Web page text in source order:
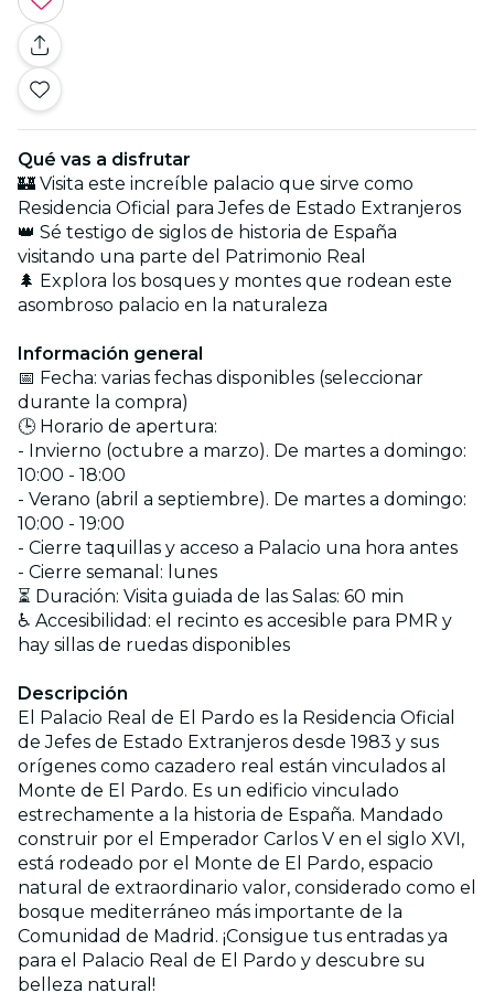
Qué vas a disfrutar
🏰 Visita este increíble palacio que sirve como
Residencia Oficial para Jefes de Estado Extranjeros
👑 Sé testigo de siglos de historia de España
visitando una parte del Patrimonio Real
🌲 Explora los bosques y montes que rodean este
asombroso palacio en la naturaleza
Información general
📅 Fecha: varias fechas disponibles (seleccionar
durante la compra)
🕒 Horario de apertura:
- Invierno (octubre a marzo). De martes a domingo:
10:00 - 18:00
- Verano (abril a septiembre). De martes a domingo:
10:00 - 19:00
- Cierre taquillas y acceso a Palacio una hora antes
- Cierre semanal: lunes
⏳ Duración: Visita guiada de las Salas: 60 min
♿ Accesibilidad: el recinto es accesible para PMR y
hay sillas de ruedas disponibles
Descripción
El Palacio Real de El Pardo es la Residencia Oficial
de Jefes de Estado Extranjeros desde 1983 y sus
orígenes como cazadero real están vinculados al
Monte de El Pardo. Es un edificio vinculado
estrechamente a la historia de España. Mandado
construir por el Emperador Carlos V en el siglo XVI,
está rodeado por el Monte de El Pardo, espacio
natural de extraordinario valor, considerado como el
bosque mediterráneo más importante de la
Comunidad de Madrid. ¡Consigue tus entradas ya
para el Palacio Real de El Pardo y descubre su
belleza natural!